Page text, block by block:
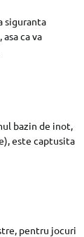
siguranta
ca va
bazin de inot,
este captusita
pentru jocuri